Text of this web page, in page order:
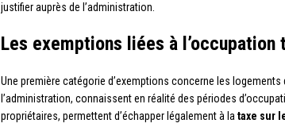
justifier auprès de l’administration.
Les exemptions liées à
Une première catégorie d’exemptions concerne les
l’administration, connaissent en réalité des périodes
propriétaires, permettent d’échapper légalement à la taxe sur